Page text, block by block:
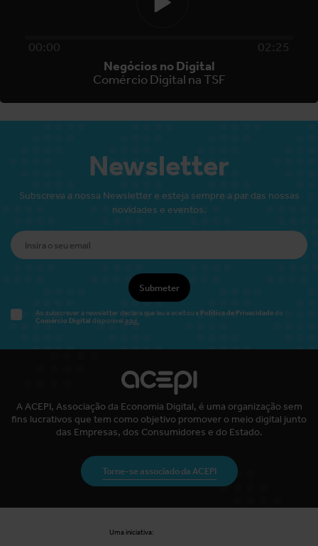
00:00 02:25
Negócios no Digital
Comércio Digital na TSF
Newsletter
Subscreva a nossa Newsletter e esteja sempre a par das nossas
novidades e eventos.
Submeter
Ao subscrever a newsletter declara que leu e aceitou a Política de Privacidadedo
Comércio Digital disponível aqui.
A ACEPI, Associação da Economia Digital, é uma organização sem
fins lucrativos que tem como objetivo promover o meio digital junto
das Empresas, dos Consumidores e do Estado.
Torne-se associado da ACEPI
Uma iniciativa: